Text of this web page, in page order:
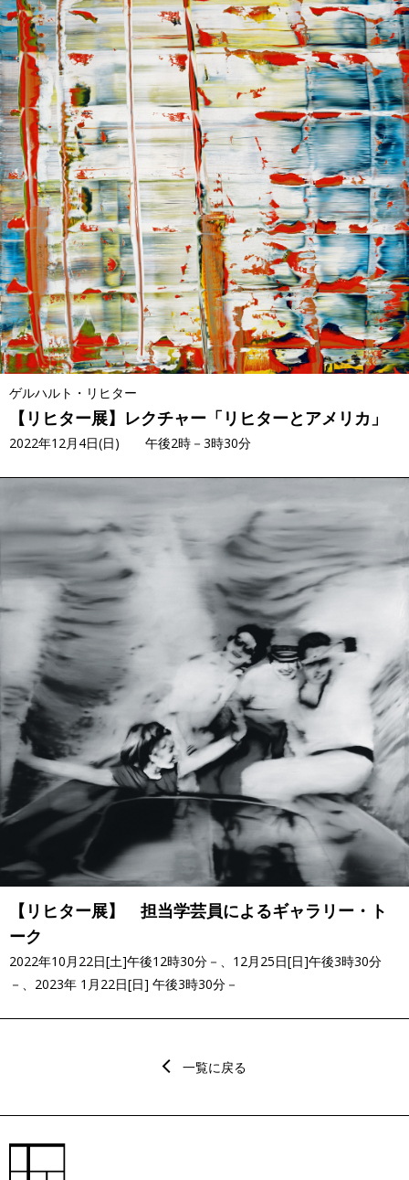
ゲルハルト・リヒター
【リヒター展】レクチャー「リヒターとアメリカ」
2022年12月4日(日) 午後2時－3時30分
【リヒター展】 担当学芸員によるギャラリー・ト
ーク
2022年10月22日[土]午後12時30分－、12月25日[日]午後3時30分
－、2023年 1月22日[日] 午後3時30分－
一覧に戻る